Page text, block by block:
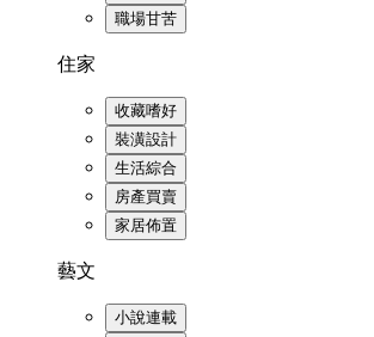
職場甘苦
住家
收藏嗜好
裝潢設計
生活綜合
房產買賣
家居佈置
藝文
小說連載